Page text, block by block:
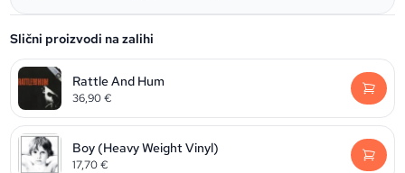
Slični proizvodi na zalihi
Rattle And Hum
36,90€
Boy (Heavy Weight Vinyl)
17,70€